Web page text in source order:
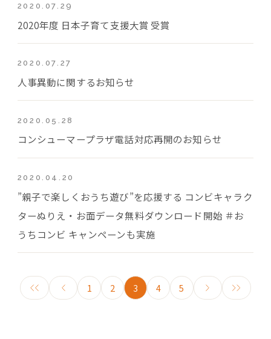
2020.07.29
2020年度 日本子育て支援大賞 受賞
2020.07.27
人事異動に関するお知らせ
2020.05.28
コンシューマープラザ電話対応再開のお知らせ
2020.04.20
”親子で楽しくおうち遊び”を応援する コンビキャラク
ターぬりえ・お面データ無料ダウンロード開始 ＃お
うちコンビ キャンペーンも実施
1 2 3 4 5